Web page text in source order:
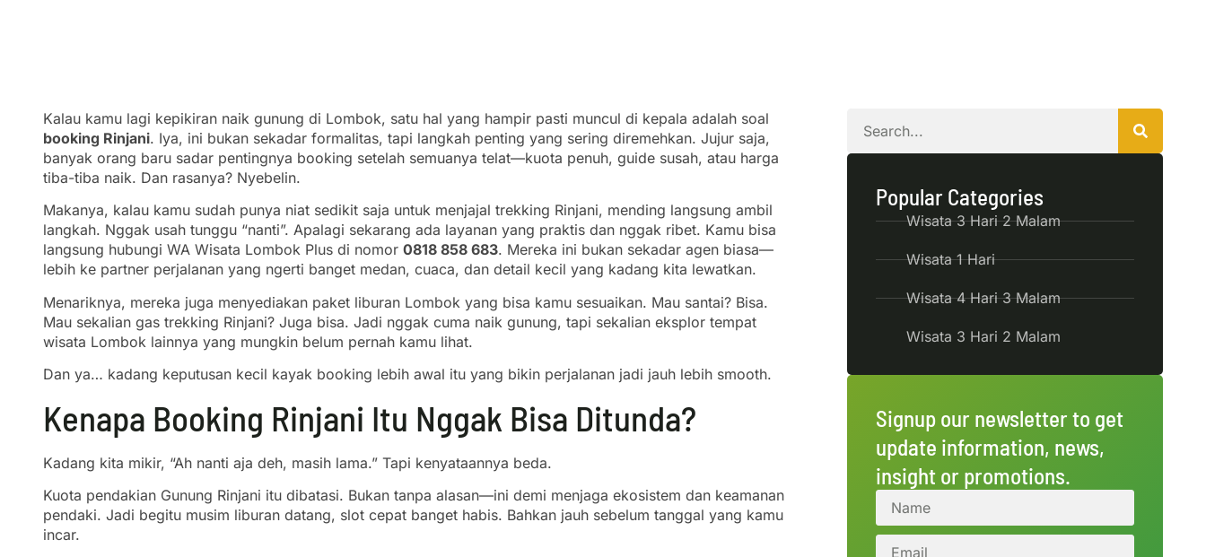
Kalau kamu lagi kepikiran naik gunung di Lombok, satu hal yang hampir pasti muncul di kepala adalah soal
booking Rinjani. Iya, ini bukan sekadar formalitas, tapi langkah penting yang sering diremehkan. Jujur saja,
banyak orang baru sadar pentingnya booking setelah semuanya telat—kuota penuh, guide susah, atau harga
tiba-tiba naik. Dan rasanya? Nyebelin.
Makanya, kalau kamu sudah punya niat sedikit saja untuk menjajal trekking Rinjani, mending langsung ambil
langkah. Nggak usah tunggu “nanti”. Apalagi sekarang ada layanan yang praktis dan nggak ribet. Kamu bisa
langsung hubungi WA Wisata Lombok Plus di nomor 0818 858 683. Mereka ini bukan sekadar agen biasa—
lebih ke partner perjalanan yang ngerti banget medan, cuaca, dan detail kecil yang kadang kita lewatkan.
Menariknya, mereka juga menyediakan paket liburan Lombok yang bisa kamu sesuaikan. Mau santai? Bisa.
Mau sekalian gas trekking Rinjani? Juga bisa. Jadi nggak cuma naik gunung, tapi sekalian eksplor tempat
wisata Lombok lainnya yang mungkin belum pernah kamu lihat.
Dan ya… kadang keputusan kecil kayak booking lebih awal itu yang bikin perjalanan jadi jauh lebih smooth.
Kenapa Booking Rinjani Itu Nggak Bisa Ditunda?
Kadang kita mikir, “Ah nanti aja deh, masih lama.” Tapi kenyataannya beda.
Kuota pendakian Gunung Rinjani itu dibatasi. Bukan tanpa alasan—ini demi menjaga ekosistem dan keamanan
pendaki. Jadi begitu musim liburan datang, slot cepat banget habis. Bahkan jauh sebelum tanggal yang kamu
incar.
Popular Categories
Wisata 3 Hari 2 Malam
Wisata 1 Hari
Wisata 4 Hari 3 Malam
Wisata 3 Hari 2 Malam
Signup our newsletter to get
update information, news,
insight or promotions.